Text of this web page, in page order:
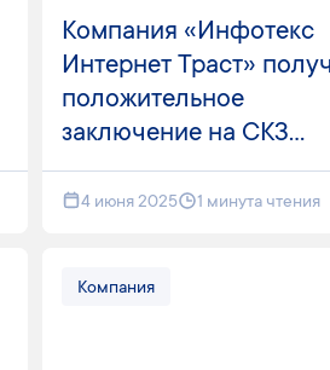
Компания «Инфотекс
Интернет Траст»
положительное
заключение на СКЗ...
4 июня 2025 1 минута чтения
Компания